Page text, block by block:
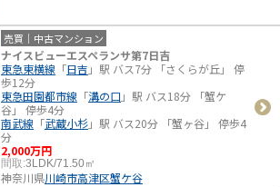
売買｜中古マンション
ナイスビューエスペランサ第7日吉
東急東横線 「日吉 」駅 バス7分 「さくらが丘」 停
歩12分
東急田園都市線 「溝の口 」駅 バス18分 「蟹ケ
谷」 停歩4分
南武線 「武蔵小杉」駅 バス20分 「蟹ヶ谷」 停歩4
分
2,000万円
間取:3LDK/71.50㎡
神奈川県川崎市高津区蟹ケ谷